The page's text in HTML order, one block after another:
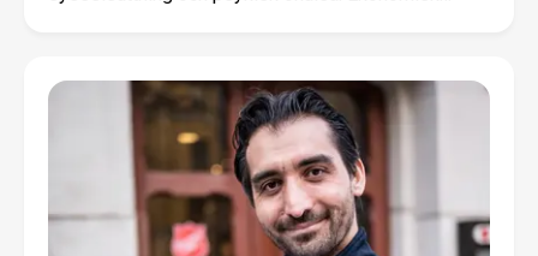
HVB-hem, stödboenden och familjecentren som har
lång erfarenhet och arbetar med evidensbaserade